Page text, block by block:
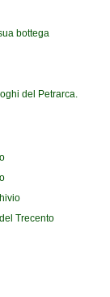
bottega
del Petrarca.
Trecento